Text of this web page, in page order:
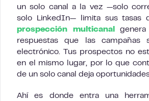
un solo canal a la vez —solo
solo LinkedIn— limita sus tasas
prospección multicanal
respuestas que las campañas
electrónico. Tus prospectos no
en el mismo lugar, por lo que
de un solo canal deja
Ahí es donde entra una